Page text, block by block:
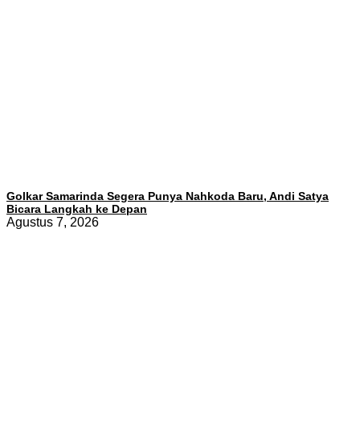
Golkar Samarinda Segera Punya Nahkoda Baru, Andi Satya
Bicara Langkah ke Depan
Agustus 7, 2026